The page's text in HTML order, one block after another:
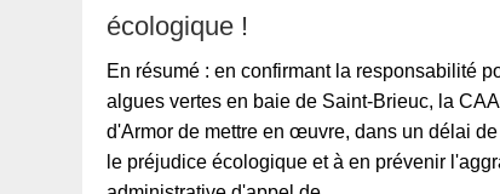
écologique !
En résumé : en confirmant la responsabilité
algues vertes en baie de Saint-Brieuc, la
d'Armor de mettre en œuvre, dans un délai
le préjudice écologique et à en prévenir